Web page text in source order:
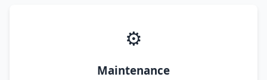
⚙️
Maintenance